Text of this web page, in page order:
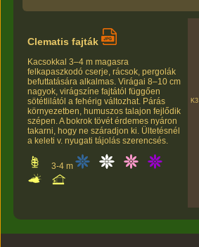
Clematis fajták
Kacsokkal 3–4 m magasra
felkapaszkodó cserje, rácsok, pergolák
befuttatására alkalmas. Virágai 8–10 cm
nagyok, virágszíne fajtától függően
sötétlilától a fehérig változhat. Párás
környezetben, humuszos talajon fejlődik
szépen. A bokrok tövét érdemes nyáron
takarni, hogy ne száradjon ki. Ültetésnél
a keleti v. nyugati tájolás szerencsés.
3-4 m
K3